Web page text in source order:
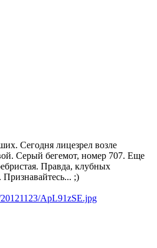
Сегодня лицезрел возле
Серый бегемот, номер 707. Еще
Правда, клубных
Признавайтесь... ;)
ApL91zSE.jpg